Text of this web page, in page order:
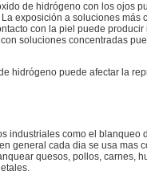
de hidrógeno con los ojos
exposición a soluciones más
con la piel puede
soluciones concentradas
hidrógeno puede afectar la
industriales como el blanqueo
general cada dia se usa mas
quesos, pollos, carnes,